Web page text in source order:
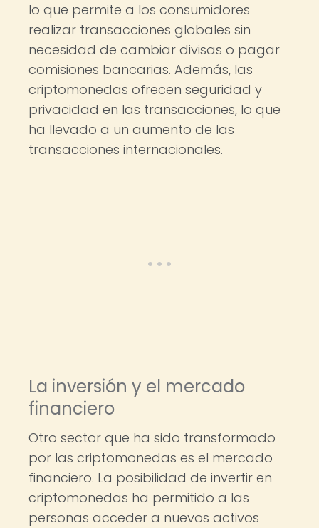
lo que permite a los consumidores
realizar transacciones globales sin
necesidad de cambiar divisas o pagar
comisiones bancarias. Además, las
criptomonedas ofrecen seguridad y
privacidad en las transacciones, lo que
ha llevado a un aumento de las
transacciones internacionales.
La inversión y el mercado
financiero
Otro sector que ha sido transformado
por las criptomonedas es el mercado
financiero. La posibilidad de invertir en
criptomonedas ha permitido a las
personas acceder a nuevos activos